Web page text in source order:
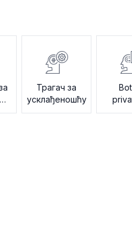
Трагач за
усклађеношћу